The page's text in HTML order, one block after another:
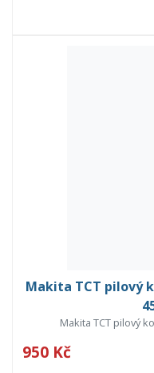
Makita TCT pilový
Makita TCT pilový
950 Kč